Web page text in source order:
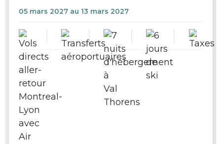
05 mars 2027 au 13 mars 2027